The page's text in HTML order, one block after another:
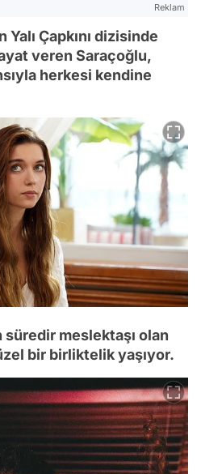
Reklam
Çapkını dizisinde
veren Saraçoğlu,
herkesi kendine
süredir meslektaşı olan
bir birliktelik yaşıyor.